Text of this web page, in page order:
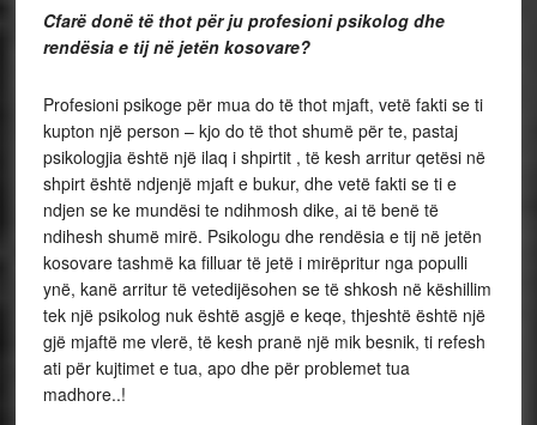
Cfarë donë të thot për ju profesioni psikolog dhe
rendësia e tij në jetën kosovare?
Profesioni psikoge për mua do të thot mjaft, vetë fakti se ti
kupton një person – kjo do të thot shumë për te, pastaj
psikologjia është një ilaq i shpirtit , të kesh arritur qetësi në
shpirt është ndjenjë mjaft e bukur, dhe vetë fakti se ti e
ndjen se ke mundësi te ndihmosh dike, ai të benë të
ndihesh shumë mirë. Psikologu dhe rendësia e tij në jetën
kosovare tashmë ka filluar të jetë i mirëpritur nga populli
ynë, kanë arritur të vetedijësohen se të shkosh në këshillim
tek një psikolog nuk është asgjë e keqe, thjeshtë është një
gjë mjaftë me vlerë, të kesh pranë një mik besnik, ti refesh
ati për kujtimet e tua, apo dhe për problemet tua
madhore..!